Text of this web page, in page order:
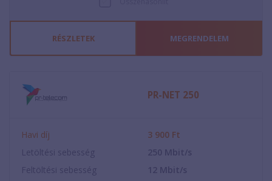
RÉSZLETEK MEGRENDELEM
PR-NET 250
Havi díj 3 900 Ft
Letöltési sebesség
250 Mbit/s
Feltöltési sebesség
12 Mbit/s